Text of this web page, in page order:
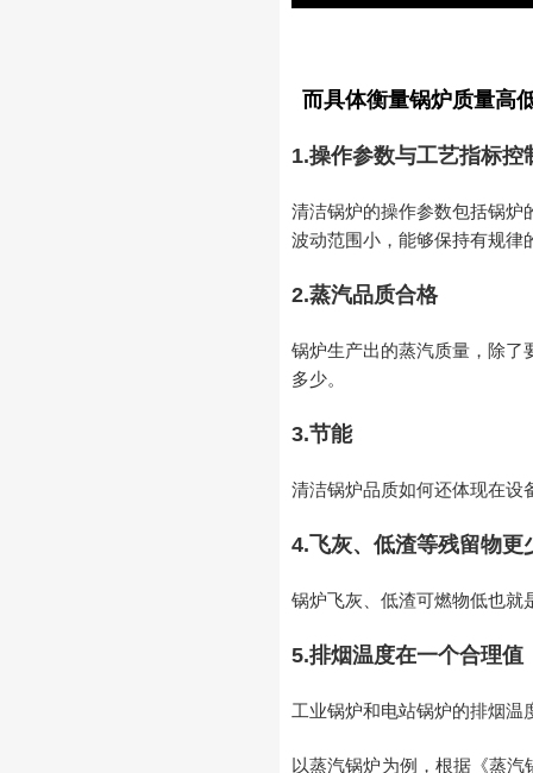
而具体衡量锅炉质量高
1.操作参数与工艺指标控
清洁锅炉的操作参数包括锅炉
波动范围小，能够保持有规律
2.蒸汽品质合格
锅炉生产出的蒸汽质量，除了
多少。
3.节能
清洁锅炉品质如何还体现在设
4.飞灰、低渣等残留物更
锅炉飞灰、低渣可燃物低也就
5.排烟温度在一个合理值
工业锅炉和电站锅炉的排烟
以蒸汽锅炉为例，根据《蒸